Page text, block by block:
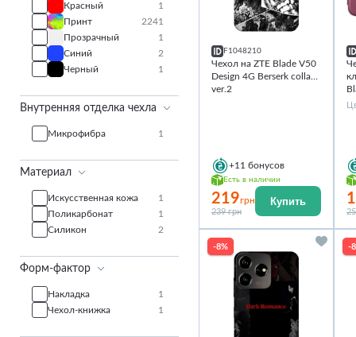
Красный
1
Принт
2241
Прозрачный
1
Синий
2
Черный
1
Внутренняя отделка чехла
Микрофибра 1
Материал
Искусственная кожа
1
Поликарбонат
1
Силикон
2
Форм-фактор
Накладка
1
Чехол-книжка
1
F1048210
Чехол на ZTE Blade V50
Design 4G Berserk collage
ver.2
+11 бонусов
Есть в наличии
219грн
239 грн
Купить
-8% -